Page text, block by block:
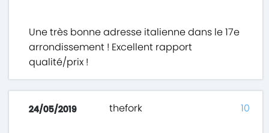
Une très bonne adresse italienne dans le 17e
arrondissement ! Excellent rapport
qualité/prix !
24/05/2019 thefork 10